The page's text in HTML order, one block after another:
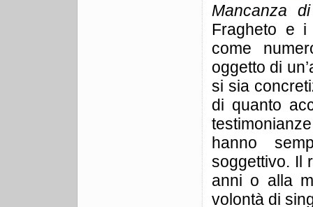
Mancanza
Fragheto e i
come
oggetto di
si sia
di quanto
hanno
soggettivo. Il
anni o alla
volontà di